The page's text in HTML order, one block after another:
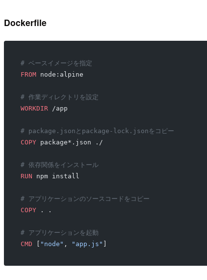
Dockerfile
# ベースイメージを指定
FROM node:alpine
# 作業ディレクトリを設定
WORKDIR /app
# package.jsonとpackage-lock.jsonをコピー
COPY package*.json ./
# 依存関係をインストール
RUN npm install
# アプリケーションのソースコードをコピー
COPY . .
# アプリケーションを起動
CMD [ "node" , "app.js" ]